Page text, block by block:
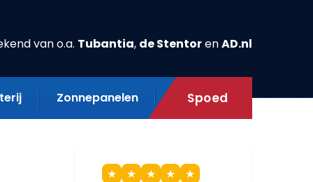
van o.a. Tubantia, de StentorenAD.nl
Zonnepanelen Spoed
★ ★ ★ ★ ★